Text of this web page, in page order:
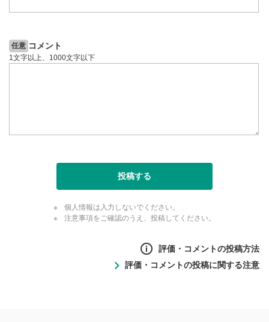
任意 コメント
1文字以上、1000文字以下
投稿する
個人情報は入力しないでください。
注意事項をご確認のうえ、投稿してください。
評価・コメントの投稿方法
評価・コメントの投稿に関する注意